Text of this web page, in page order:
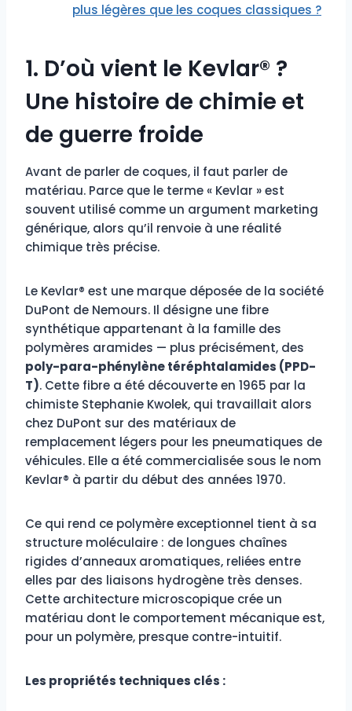
plus légères que les coques classiques ?
1. D’où vient le Kevlar® ?
Une histoire de chimie et
de guerre froide
Avant de parler de coques, il faut parler de
matériau. Parce que le terme « Kevlar » est
souvent utilisé comme un argument marketing
générique, alors qu’il renvoie à une réalité
chimique très précise.
Le Kevlar® est une marque déposée de la société
DuPont de Nemours. Il désigne une fibre
synthétique appartenant à la famille des
polymères aramides — plus précisément, des
poly-para-phénylène téréphtalamides (PPD-
T). Cette fibre a été découverte en 1965 par la
chimiste Stephanie Kwolek, qui travaillait alors
chez DuPont sur des matériaux de
remplacement légers pour les pneumatiques de
véhicules. Elle a été commercialisée sous le nom
Kevlar® à partir du début des années 1970.
Ce qui rend ce polymère exceptionnel tient à sa
structure moléculaire : de longues chaînes
rigides d’anneaux aromatiques, reliées entre
elles par des liaisons hydrogène très denses.
Cette architecture microscopique crée un
matériau dont le comportement mécanique est,
pour un polymère, presque contre-intuitif.
Les propriétés techniques clés :